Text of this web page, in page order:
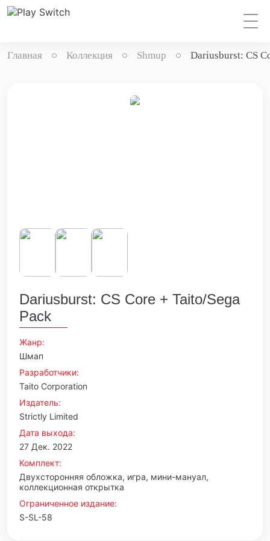
Главная Коллекция Shmup Dariusburst: CS
Dariusburst: CS Core + Taito/Sega
Pack
Жанр:
Шмап
Разработчики:
Taito Corporation
Издатель:
Strictly Limited
Дата выхода:
27 Дек. 2022
Комплект:
Двухсторонняя обложка, игра, мини-мануал,
коллекционная открытка
Ограниченное издание:
S-SL-58